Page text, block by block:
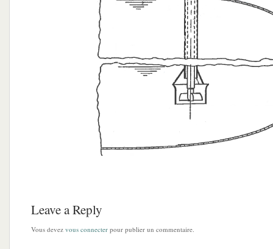
Leave a Reply
Vous devez vous connecter pour publier un commentaire.